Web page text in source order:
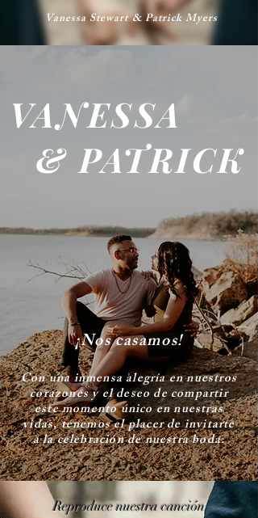
Vanessa Stewart & Patrick Myers
VANESSA
& PATRICK
¡Nos casamos!
Con una inmensa alegría en nuestros
corazones y el deseo de compartir
este momento único en nuestras
vidas, tenemos el placer de invitarte
a la celebración de nuestra boda.
Reproduce nuestra canción